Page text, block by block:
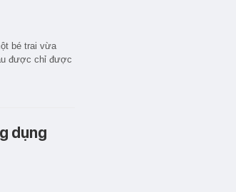
bé trai vừa
được chỉ được
dụng